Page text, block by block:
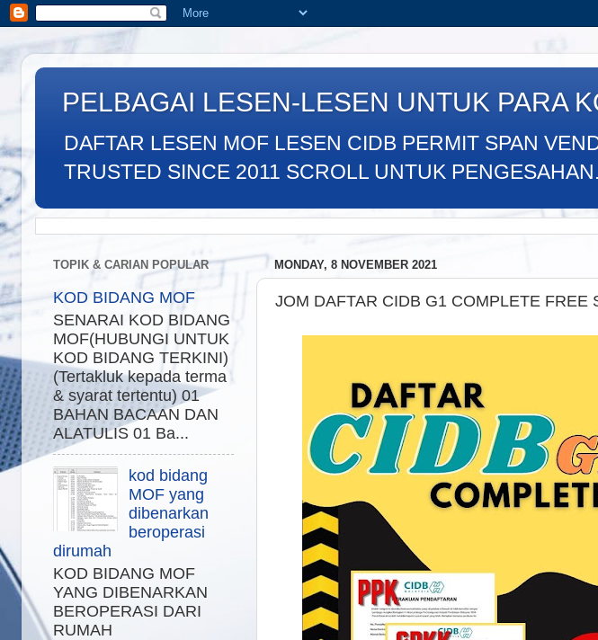
PELBAGAI LESEN-LESEN UNTUK PARA
DAFTAR LESEN MOF LESEN CIDB PERMIT SPAN
TRUSTED SINCE 2011 SCROLL UNTUK
MONDAY, 8 NOVEMBER 2021
JOM DAFTAR CIDB G1 COMPLETE FREE
TOPIK & CARIAN POPULAR
KOD BIDANG MOF
SENARAI KOD BIDANG
MOF(HUBUNGI UNTUK
KOD BIDANG TERKINI)
(Tertakluk kepada terma
& syarat tertentu) 01
BAHAN BACAAN DAN
ALATULIS 01 Ba...
kod bidang
MOF yang
dibenarkan
beroperasi
dirumah
KOD BIDANG MOF
YANG DIBENARKAN
BEROPERASI DARI
RUMAH